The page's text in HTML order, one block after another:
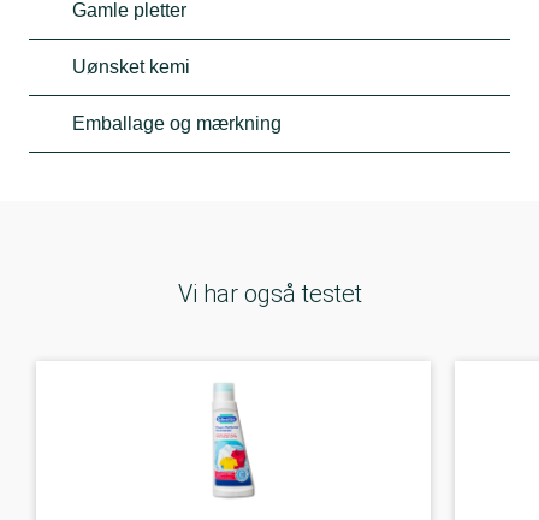
Gamle pletter
Uønsket kemi
Emballage og mærkning
Vi har også testet